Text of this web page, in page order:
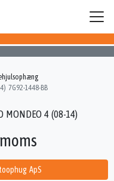
7G92-1448-BB
ApS
MONDEO 4 (08-14)